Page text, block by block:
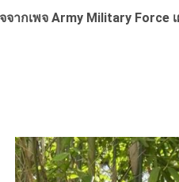
จากเพจArmy Military Force